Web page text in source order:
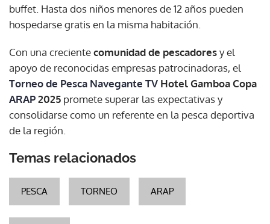
buffet. Hasta dos niños menores de 12 años pueden
hospedarse gratis en la misma habitación.
Con una crecientecomunidad de pescadoresy el
apoyo de reconocidas empresas patrocinadoras, el
Torneo de Pesca Navegante TV Hotel Gamboa Copa
ARAP2025 promete superar las expectativas y
consolidarse como un referente en la pesca deportiva
de la región.
Temas relacionados
PESCA TORNEO ARAP